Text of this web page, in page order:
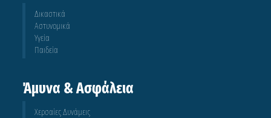
Δικαστικά
Αστυνομικά
Υγεία
Παιδεία
Άμυνα & Ασφάλεια
Χερσαίες Δυνάμεις